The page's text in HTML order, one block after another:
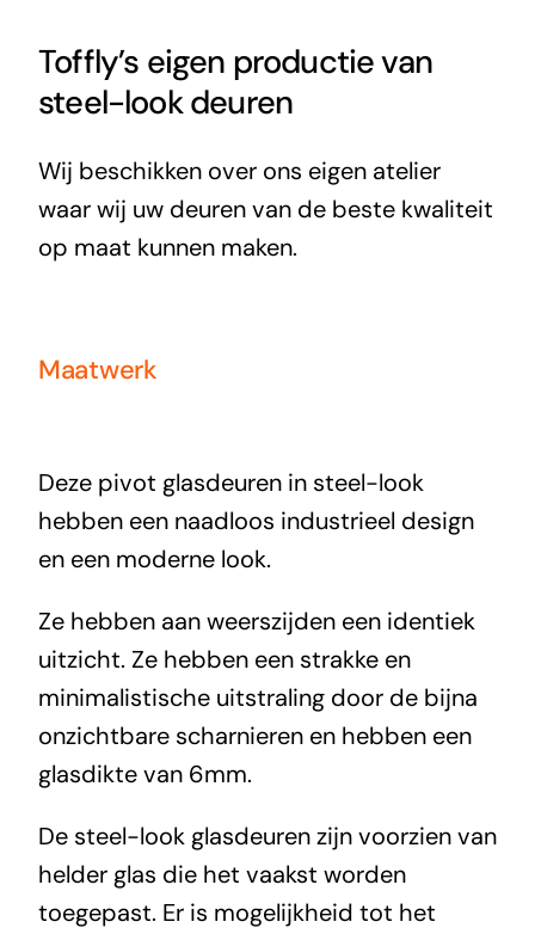
Toffly’s eigen productie van
steel-look deuren
Wij beschikken over ons eigen atelier
waar wij uw deuren van de beste kwaliteit
op maat kunnen maken.
Maatwerk
Deze pivot glasdeuren in steel-look
hebben een naadloos industrieel design
en een moderne look.
Ze hebben aan weerszijden een identiek
uitzicht. Ze hebben een strakke en
minimalistische uitstraling door de bijna
onzichtbare scharnieren en hebben een
glasdikte van 6mm.
De steel-look glasdeuren zijn voorzien van
helder glas die het vaakst worden
toegepast. Er is mogelijkheid tot het